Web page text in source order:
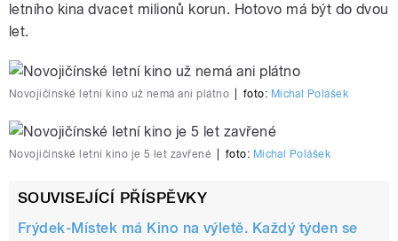
letního kina dvacet milionů korun. Hotovo má být do dvou
let.
Novojičínské letní kino už nemá ani plátno foto: Michal Polášek
Novojičínské letní kino je 5 let zavřené foto: Michal Polášek
SOUVISEJÍCÍ PŘÍSPĚVKY
Frýdek-Místek má Kino na výletě. Každý týden se